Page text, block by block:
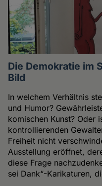
Die Demokratie im
Bild
In welchem Verhältnis
und Humor?
komischen Kunst? Oder
kontrollierenden
Freiheit nicht
Ausstellung eröffnet,
diese Frage
sei Dank“-Karikaturen,